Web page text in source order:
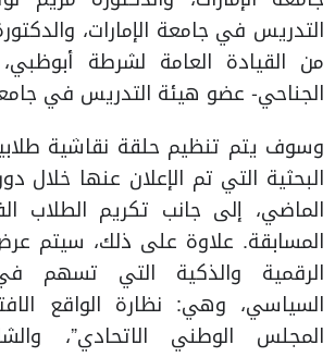
التدريس في جامعة الإمارات،
من القيادة العامة لشرطة
الجناحي- عضو هيئة التدريس في
وسوف يتم تنظيم حلقة نقاشية
البحثية التي تم الإعلان عنها خلال
الماضي، إلى جانب تكريم الطلاب
المسابقة. علاوة على ذلك، سيتم
الرقمية والذكية التي تسهم
السياسي، وهي: نظارة الواقع
المجلس الوطني الاتحادي”،